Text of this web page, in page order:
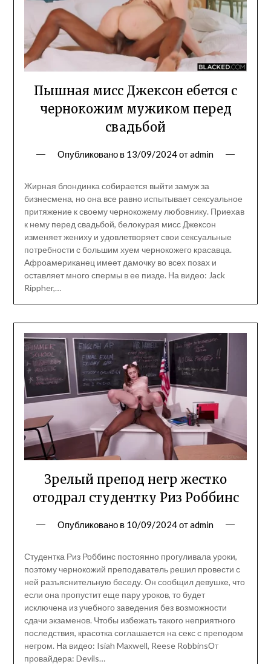
Пышная мисс Джексон ебется с
чернокожим мужиком перед
свадьбой
Опубликовано в 13/09/2024отadmin
Жирная блондинка собирается выйти замуж за
бизнесмена, но она все равно испытывает сексуальное
притяжение к своему чернокожему любовнику. Приехав
к нему перед свадьбой, белокурая мисс Джексон
изменяет жениху и удовлетворяет свои сексуальные
потребности с большим хуем чернокожего красавца.
Афроамериканец имеет дамочку во всех позах и
оставляет много спермы в ее пизде. На видео: Jack
Rippher,…
Зрелый препод негр жестко
отодрал студентку Риз Роббинс
Опубликовано в 10/09/2024отadmin
Студентка Риз Роббинс постоянно прогуливала уроки,
поэтому чернокожий преподаватель решил провести с
ней разъяснительную беседу. Он сообщил девушке, что
если она пропустит еще пару уроков, то будет
исключена из учебного заведения без возможности
сдачи экзаменов. Чтобы избежать такого неприятного
последствия, красотка соглашается на секс с преподом
негром. На видео: Isiah Maxwell, Reese RobbinsОт
провайдера: Devils…